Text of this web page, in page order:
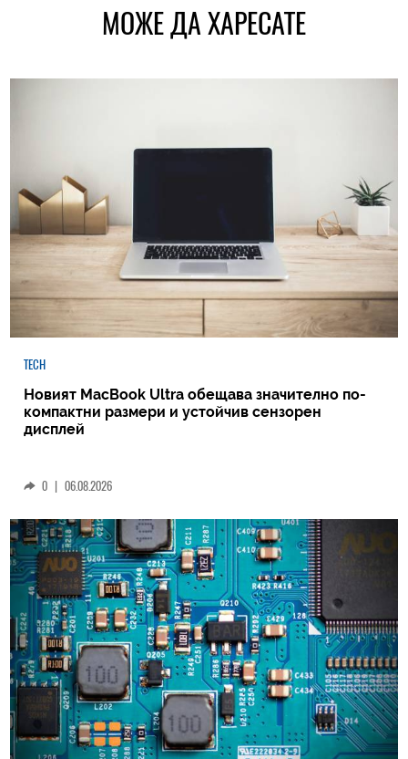
МОЖЕ ДА ХАРЕСАТЕ
TECH
Новият MacBook Ultra обещава значително по-
компактни размери и устойчив сензорен
дисплей
0 | 06.08.2026